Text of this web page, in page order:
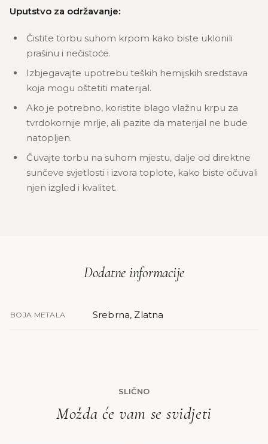
Uputstvo za održavanje:
Čistite torbu suhom krpom kako biste uklonili
prašinu i nečistoće.
Izbjegavajte upotrebu teških hemijskih sredstava
koja mogu oštetiti materijal.
Ako je potrebno, koristite blago vlažnu krpu za
tvrdokornije mrlje, ali pazite da materijal ne bude
natopljen.
Čuvajte torbu na suhom mjestu, dalje od direktne
sunčeve svjetlosti i izvora toplote, kako biste očuvali
njen izgled i kvalitet.
Dodatne informacije
BOJA METALA Srebrna, Zlatna
SLIČNO
Možda će vam se svidjeti